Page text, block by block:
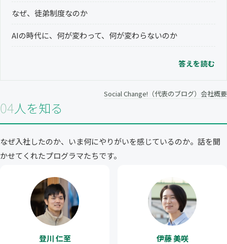
なぜ、徒弟制度なのか
AIの時代に、何が変わって、何が変わらないのか
答えを読む
Social Change!（代表のブログ） 会社概要
04人を知る
なぜ入社したのか、いま何にやりがいを感じているのか。話を聞
かせてくれたプログラマたちです。
登川 仁至 伊藤 美咲